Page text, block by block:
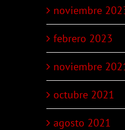
noviembre
febrero 2023
noviembre
octubre 2021
agosto 2021